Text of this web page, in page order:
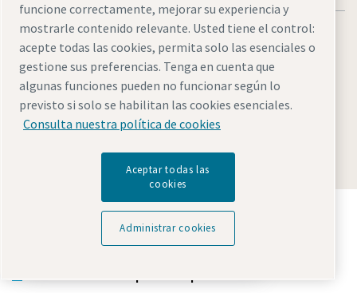
Avisos legales y de privacidadAdministrar cookies
AccesibilidadMapa del sitio web
© 2026 Atlas Copco AB
Descubre cómo Atlas Copco Group impulsa la
tecnología que transforma el futuro.
Visita la web de Atlas Copco Group
funcione correctamente, mejorar su experiencia y
mostrarle contenido relevante. Usted tiene el control:
acepte todas las cookies, permita solo las esenciales o
gestione sus preferencias. Tenga en cuenta que
algunas funciones pueden no funcionar según lo
previsto si solo se habilitan las cookies esenciales.
Consulta nuestra política de cookies
Aceptar todas las
cookies
Administrar cookies